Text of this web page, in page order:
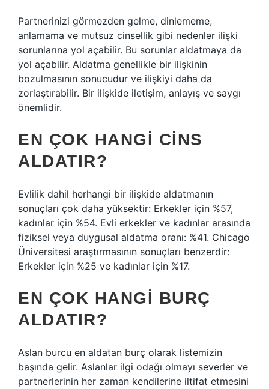
Partnerinizi görmezden gelme, dinlememe,
anlamama ve mutsuz cinsellik gibi nedenler ilişki
sorunlarına yol açabilir. Bu sorunlar aldatmaya da
yol açabilir. Aldatma genellikle bir ilişkinin
bozulmasının sonucudur ve ilişkiyi daha da
zorlaştırabilir. Bir ilişkide iletişim, anlayış ve saygı
önemlidir.
EN ÇOK HANGI CINS
ALDATIR?
Evlilik dahil herhangi bir ilişkide aldatmanın
sonuçları çok daha yüksektir: Erkekler için %57,
kadınlar için %54. Evli erkekler ve kadınlar arasında
fiziksel veya duygusal aldatma oranı: %41. Chicago
Üniversitesi araştırmasının sonuçları benzerdir:
Erkekler için %25 ve kadınlar için %17.
EN ÇOK HANGI BURÇ
ALDATIR?
Aslan burcu en aldatan burç olarak listemizin
başında gelir. Aslanlar ilgi odağı olmayı severler ve
partnerlerinin her zaman kendilerine iltifat etmesini